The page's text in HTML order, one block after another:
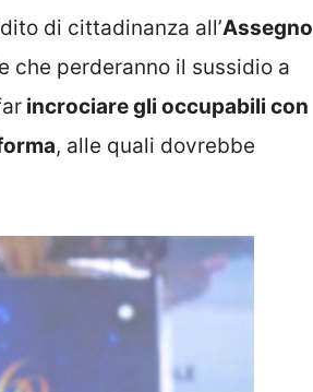
di cittadinanza all’Assegno
che perderanno il sussidio a
incrociare gli occupabili con
, alle quali dovrebbe